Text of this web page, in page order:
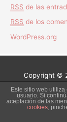
RSS de las
RSS de los
WordPress.org
Copyright ©
Este sitio web
usuario. Si
aceptación de las
cookies,